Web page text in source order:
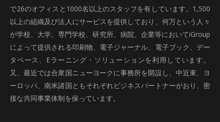
で26のオフィスと1000名以上のスタッフを有しています。1,500
以上の組織及び法人にサービスを提供しており、何万という人々
が学校、大学、専門学校、研究所、病院、企業等においてiGroup
によって提供される印刷物、電子ジャーナル、電子ブック、デー
タベース、Eラーニング・ソリューションを利用しています。
又、最近では合衆国ニューヨークに事務所を開設し、中近東、ヨ
ーロッパ、南米諸国ともそれぞれビジネスパートナーがおり、密
接な共同事業体制を保っています。